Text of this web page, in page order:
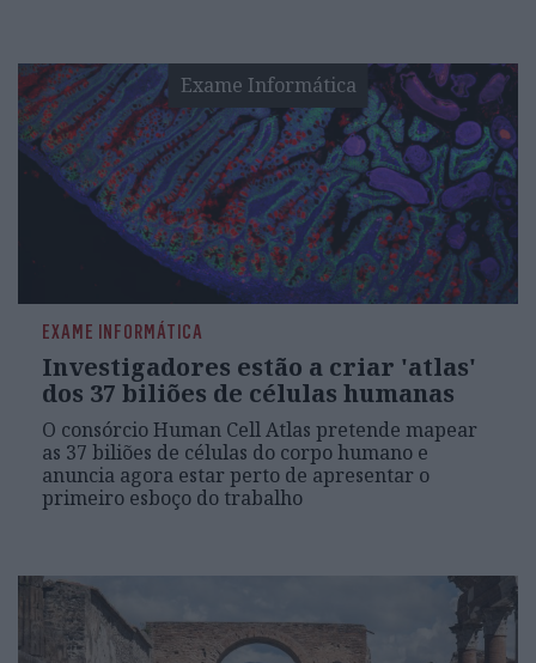
Exame Informática
EXAME INFORMÁTICA
Investigadores estão a criar 'atlas'
dos 37 biliões de células humanas
O consórcio Human Cell Atlas pretende mapear
as 37 biliões de células do corpo humano e
anuncia agora estar perto de apresentar o
primeiro esboço do trabalho